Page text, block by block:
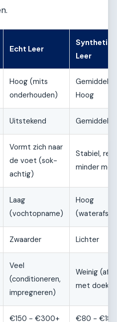
Echt Leer
Leer
Hoog (mits
onderhouden)
Gemiddeld
Hoog
Uitstekend Gemiddeld
Vormt zich naar
de voet (sok-
achtig)
Stabiel, rekt
minder mee
Laag
(vochtopname)
Hoog
Zwaarder Lichter
Veel
(conditioneren,
impregneren)
Weinig
met doek)
€150 - €300+ €80 - €180